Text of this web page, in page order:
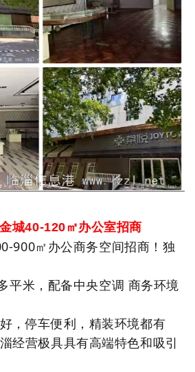
城40-120㎡办公室招商
900㎡办公商务空间招商！独
平米，配备中央空调 商务环境
，停车便利，精装环境都有
经营极具具有高端特色和吸引